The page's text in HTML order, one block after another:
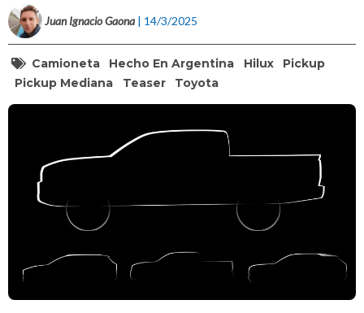
Juan Ignacio Gaona | 14/3/2025
Camioneta Hecho En Argentina Hilux
Pickup
Pickup Mediana
Teaser Toyota